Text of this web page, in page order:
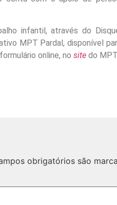
infantil, através do
MPT Pardal, disponível
online, no site do
obrigatórios são